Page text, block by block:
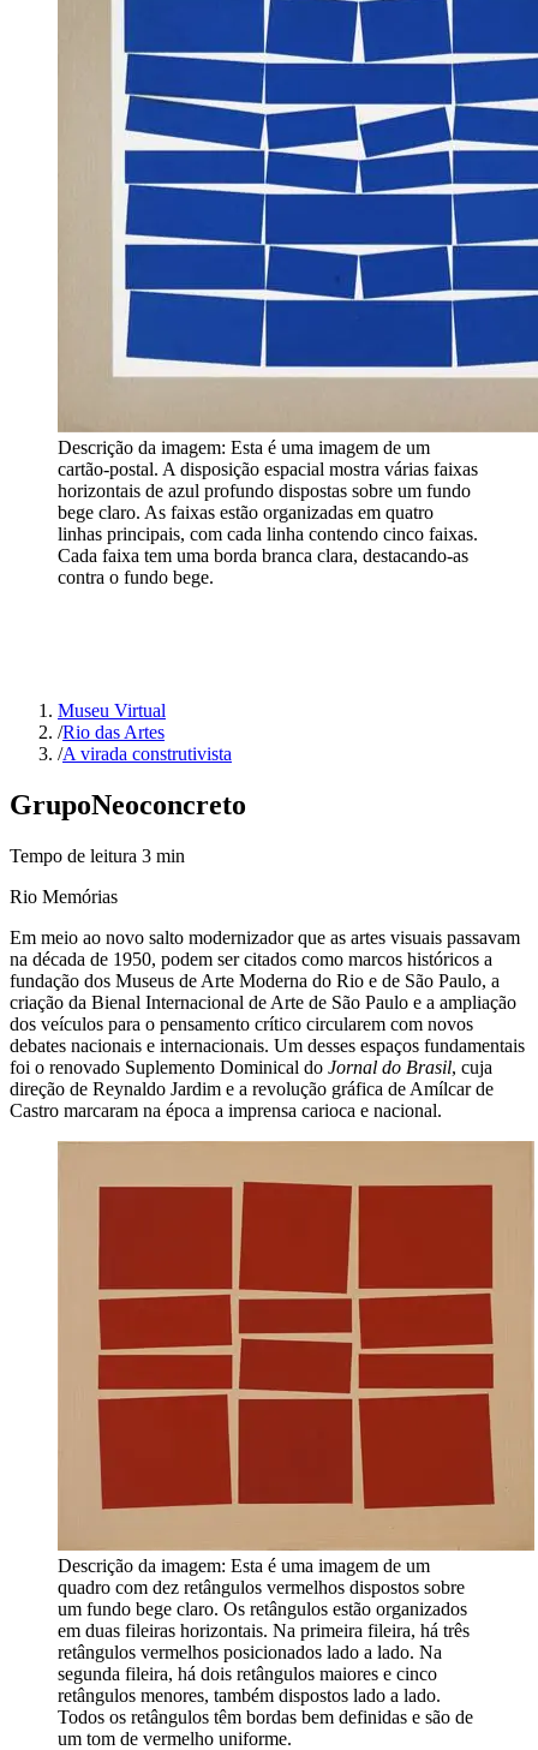
Descrição da imagem: Esta é uma imagem de um
cartão-postal. A disposição espacial mostra várias faixas
horizontais de azul profundo dispostas sobre um fundo
bege claro. As faixas estão organizadas em quatro
linhas principais, com cada linha contendo cinco faixas.
Cada faixa tem uma borda branca clara, destacando-as
contra o fundo bege.
Museu Virtual
/Rio das Artes
/A virada construtivista
GrupoNeoconcreto
Tempo de leitura 3 min
Rio Memórias
Em meio ao novo salto modernizador que as artes visuais passavam
na década de 1950, podem ser citados como marcos históricos a
fundação dos Museus de Arte Moderna do Rio e de São Paulo, a
criação da Bienal Internacional de Arte de São Paulo e a ampliação
dos veículos para o pensamento crítico circularem com novos
debates nacionais e internacionais. Um desses espaços fundamentais
foi o renovado Suplemento Dominical do Jornal do Brasil, cuja
direção de Reynaldo Jardim e a revolução gráfica de Amílcar de
Castro marcaram na época a imprensa carioca e nacional.
Descrição da imagem: Esta é uma imagem de um
quadro com dez retângulos vermelhos dispostos sobre
um fundo bege claro. Os retângulos estão organizados
em duas fileiras horizontais. Na primeira fileira, há três
retângulos vermelhos posicionados lado a lado. Na
segunda fileira, há dois retângulos maiores e cinco
retângulos menores, também dispostos lado a lado.
Todos os retângulos têm bordas bem definidas e são de
um tom de vermelho uniforme.